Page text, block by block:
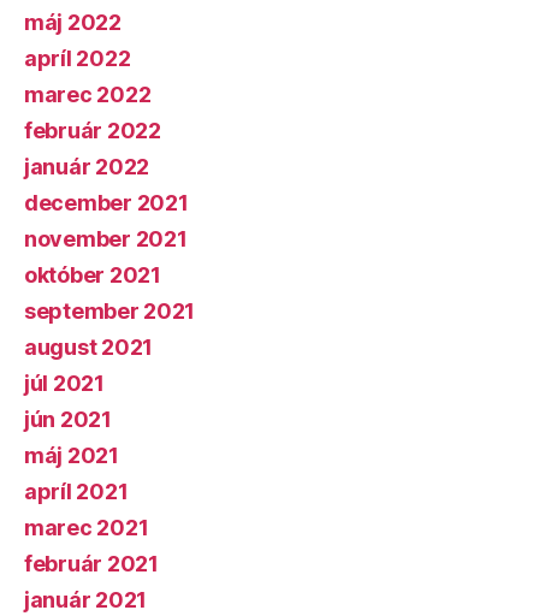
máj 2022
apríl 2022
marec 2022
február 2022
január 2022
december 2021
november 2021
október 2021
september 2021
august 2021
júl 2021
jún 2021
máj 2021
apríl 2021
marec 2021
február 2021
január 2021